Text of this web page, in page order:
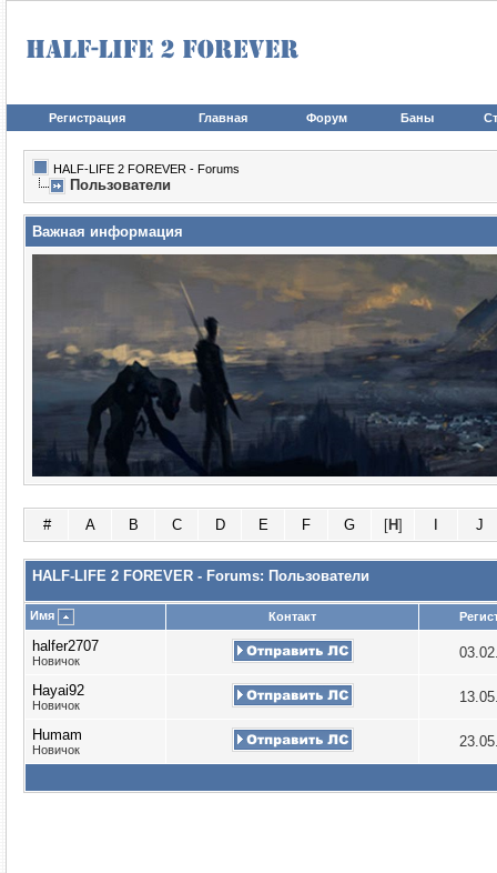
Регистрация Главная Форум Баны
HALF-LIFE 2 FOREVER - Forums
Пользователи
Важная информация
# A B C D E F G [H] J
HALF-LIFE 2 FOREVER - Forums: Пользователи
Имя Контакт
halfer2707
Новичок
Hayai92
Новичок
Humam
Новичок